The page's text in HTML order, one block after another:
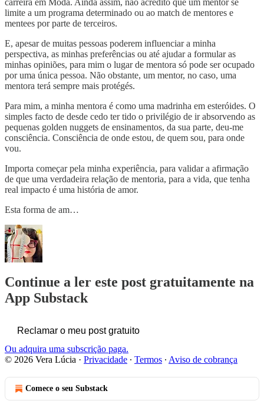
limite a um programa determinado ou ao match de mentores e
mentees por parte de terceiros.
E, apesar de muitas pessoas poderem influenciar a minha
perspectiva, as minhas preferências ou até ajudar a formular as
minhas opiniões, para mim o lugar de mentora só pode ser ocupado
por uma única pessoa. Não obstante, um mentor, no caso, uma
mentora terá sempre mais protégés.
Para mim, a minha mentora é como uma madrinha em esteróides. O
simples facto de desde cedo ter tido o privilégio de ir absorvendo as
pequenas golden nuggets de ensinamentos, da sua parte, deu-me
consciência. Consciência de onde estou, de quem sou, para onde
vou.
Importa começar pela minha experiência, para validar a afirmação
de que uma verdadeira relação de mentoria, para a vida, que tenha
real impacto é uma história de amor.
Esta forma de am…
Continue a ler este post gratuitamente na
App Substack
Reclamar o meu post gratuito
Ou adquira uma subscrição paga.
© 2026 Vera Lúcia · Privacidade ∙ Termos ∙ Aviso de cobrança
Comece o seu Substack